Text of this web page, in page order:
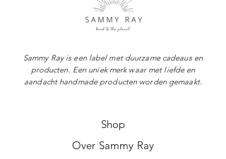
Sammy Ray is een label met duurzame cadeaus en
producten. Een uniek merk waar met liefde en
aandacht handmade producten worden gemaakt.
Shop
Over Sammy Ray